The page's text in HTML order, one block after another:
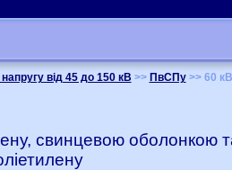
від 45 до 150 кВ >> ПвСПу>> 60 кВ
свинцевою оболонкою